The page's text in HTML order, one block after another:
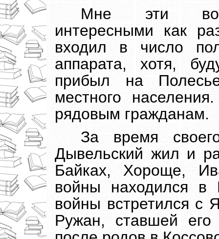
Мне эти
интересными как
входил в число
аппарата, хотя,
прибыл на Полесье
местного
рядовым гражданам.
За время
Дывельский жил и
Байках, Хороще,
войны находился
войны встретился с
Ружан, ставшей